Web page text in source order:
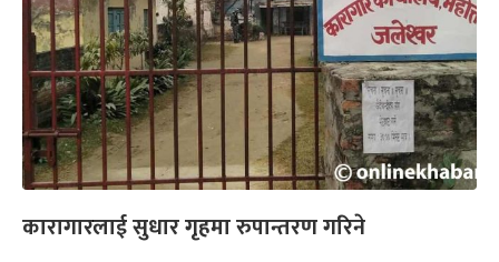
कारागारलाई सुधार गृहमा रुपान्तरण गरिने